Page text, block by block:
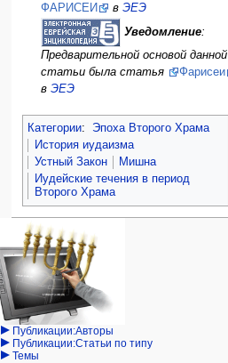
ФАРИСЕИ
в ЭЕЭ
Уведомление:
Предварительной основой данной
статьи была статья
Фарисеи
в ЭЕЭ
Категории:
Эпоха Второго Храма
История иудаизма
Устный Закон
Мишна
Иудейские течения в период
Второго Xрама
Навигация
персональные инструменты
войти
запрос
учётной
записи
категории
Израиль:Страна и
государство
Иудаизм
Народ
Проекты
Проекты/Участники/
дополнения
Публикации:Авторы
Публикации:Статьи по типу
Темы